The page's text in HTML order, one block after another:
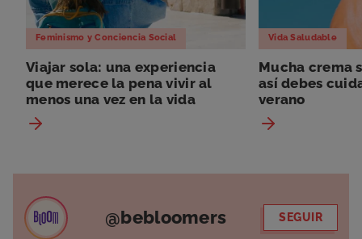
Feminismo y Conciencia Social
Viajar sola: una experiencia
que merece la pena vivir al
menos una vez en la vida
Vida Saludable
Mucha crema
así debes
verano
@bebloomers SEGUIR